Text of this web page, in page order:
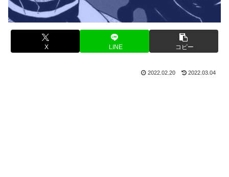
X LINE コピー
2022.02.20 2022.03.04